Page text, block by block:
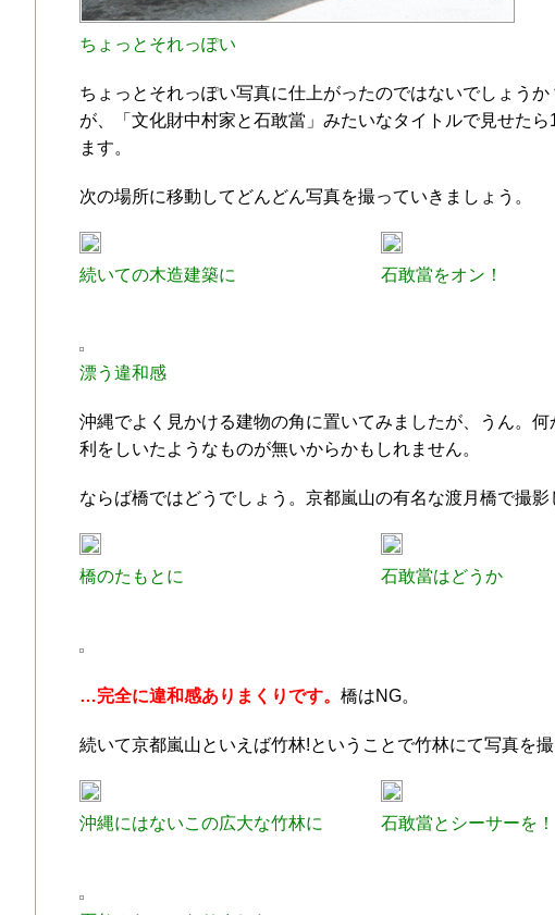
ちょっとそれっぽい
ちょっとそれっぽい写真に仕上がったのではないでしょう
が、「文化財中村家と石敢當」みたいなタイトルで見せた
ます。
次の場所に移動してどんどん写真を撮っていきましょう。
続いての木造建築に 石敢當をオン！
漂う違和感
沖縄でよく見かける建物の角に置いてみましたが、うん。
利をしいたようなものが無いからかもしれません。
ならば橋ではどうでしょう。京都嵐山の有名な渡月橋で撮影
橋のたもとに 石敢當はどうか
…完全に違和感ありまくりです。橋はNG。
続いて京都嵐山といえば竹林!ということで竹林にて写真を撮
沖縄にはないこの広大な竹林に 石敢當とシーサーを！